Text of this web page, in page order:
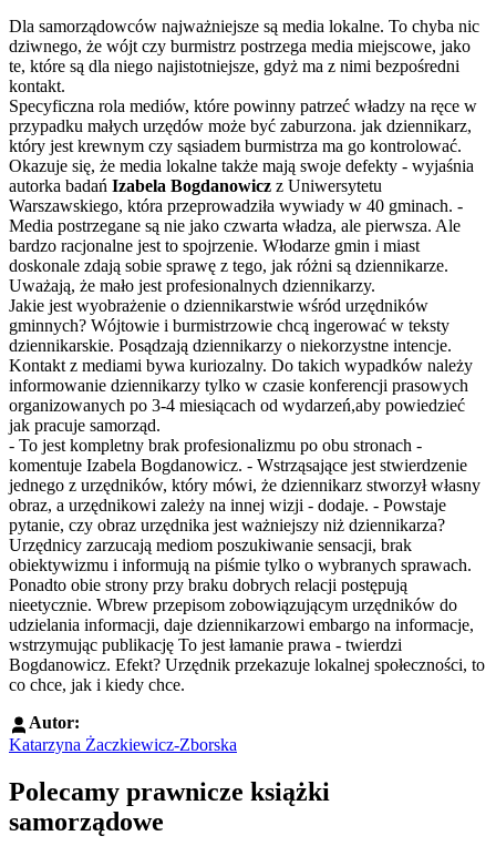
Dla samorządowców najważniejsze są media lokalne. To chyba nic
dziwnego, że wójt czy burmistrz postrzega media miejscowe, jako
te, które są dla niego najistotniejsze, gdyż ma z nimi bezpośredni
kontakt.
Specyficzna rola mediów, które powinny patrzeć władzy na ręce w
przypadku małych urzędów może być zaburzona. jak dziennikarz,
który jest krewnym czy sąsiadem burmistrza ma go kontrolować.
Okazuje się, że media lokalne także mają swoje defekty - wyjaśnia
autorka badań Izabela Bogdanowicz z Uniwersytetu
Warszawskiego, która przeprowadziła wywiady w 40 gminach. -
Media postrzegane są nie jako czwarta władza, ale pierwsza. Ale
bardzo racjonalne jest to spojrzenie. Włodarze gmin i miast
doskonale zdają sobie sprawę z tego, jak różni są dziennikarze.
Uważają, że mało jest profesionalnych dziennikarzy.
Jakie jest wyobrażenie o dziennikarstwie wśród urzędników
gminnych? Wójtowie i burmistrzowie chcą ingerować w teksty
dziennikarskie. Posądzają dziennikarzy o niekorzystne intencje.
Kontakt z mediami bywa kuriozalny. Do takich wypadków należy
informowanie dziennikarzy tylko w czasie konferencji prasowych
organizowanych po 3-4 miesiącach od wydarzeń,aby powiedzieć
jak pracuje samorząd.
- To jest kompletny brak profesionalizmu po obu stronach -
komentuje Izabela Bogdanowicz. - Wstrząsające jest stwierdzenie
jednego z urzędników, który mówi, że dziennikarz stworzył własny
obraz, a urzędnikowi zależy na innej wizji - dodaje. - Powstaje
pytanie, czy obraz urzędnika jest ważniejszy niż dziennikarza?
Urzędnicy zarzucają mediom poszukiwanie sensacji, brak
obiektywizmu i informują na piśmie tylko o wybranych sprawach.
Ponadto obie strony przy braku dobrych relacji postępują
nieetycznie. Wbrew przepisom zobowiązującym urzędników do
udzielania informacji, daje dziennikarzowi embargo na informacje,
wstrzymując publikację To jest łamanie prawa - twierdzi
Bogdanowicz. Efekt? Urzędnik przekazuje lokalnej społeczności, to
co chce, jak i kiedy chce.
Autor:
Katarzyna Żaczkiewicz-Zborska
Polecamy prawnicze książki
samorządowe